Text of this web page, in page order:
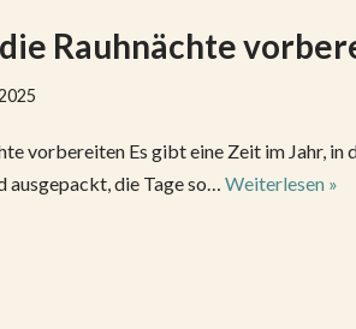
Rauhnächte
vorbereiten Es gibt eine Zeit im Jahr, in
ausgepackt, die Tage so… Weiterlesen »